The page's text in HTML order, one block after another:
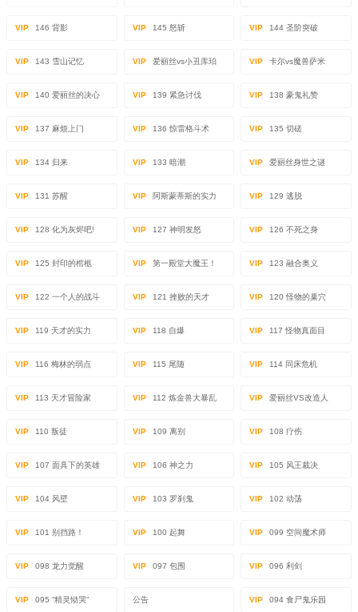
VIP 146 背影 VIP 145 怒斩 VIP 144 圣阶突破
VIP 143 雪山记忆 VIP 爱丽丝vs小丑库珀 VIP 卡尔vs魔兽萨米
VIP 140 爱丽丝的决心 VIP 139 紧急讨伐 VIP 138 豪鬼礼赞
VIP 137 麻烦上门 VIP 136 惊雷格斗术 VIP 135 切磋
VIP 134 归来 VIP 133 暗潮 VIP 爱丽丝身世之谜
VIP 131 苏醒 VIP 阿斯蒙蒂斯的实力 VIP 129 逃脱
VIP 128 化为灰烬吧! VIP 127 神明发怒 VIP 126 不死之身
VIP 125 封印的棺柩 VIP 第一殿堂大魔王！ VIP 123 融合奥义
VIP 122 一个人的战斗 VIP 121 挫败的天才 VIP 120 怪物的巢穴
VIP 119 天才的实力 VIP 118 自爆 VIP 117 怪物真面目
VIP 116 梅林的弱点 VIP 115 尾随 VIP 114 同床危机
VIP 113 天才冒险家 VIP 112 炼金兽大暴乱 VIP 爱丽丝VS改造人
VIP 110 叛徒 VIP 109 离别 VIP 108 疗伤
VIP 107 面具下的英雄 VIP 106 神之力 VIP 105 风王裁决
VIP 104 风壁 VIP 103 罗刹鬼 VIP 102 动荡
VIP 101 别挡路！ VIP 100 起舞 VIP 099 空间魔术师
VIP 098 龙力觉醒 VIP 097 包围 VIP 096 利剑
VIP 095 “精灵恸哭” 公告 VIP 094 食尸鬼乐园